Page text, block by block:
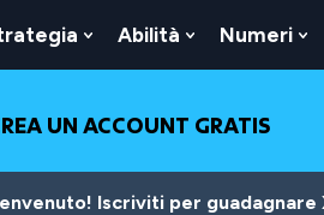
Show
Submenu
Strategia
Abilità
Show
Submenu
Abilità
Numeri
UN ACCOUNT GRATIS
Iscriviti per